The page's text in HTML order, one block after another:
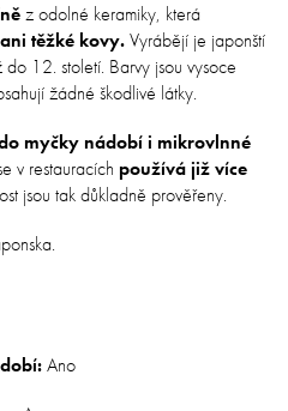
z odolné keramiky, která
těžké kovy.Vyrábějí je japonští
12. století. Barvy jsou vysoce
žádné škodlivé látky.
myčky nádobí i mikrovlnné
v restauracích používá již více
jsou tak důkladně prověřeny.
Ano